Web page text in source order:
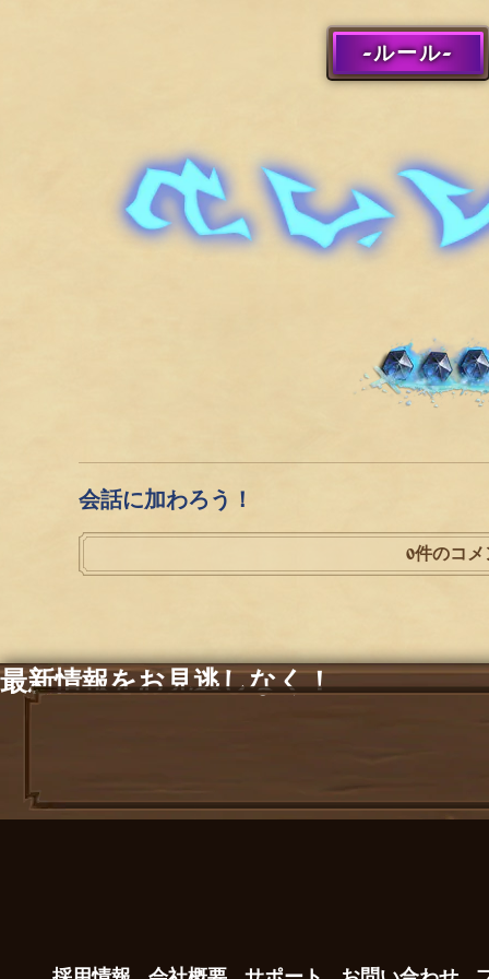
-ルール-
会話に加わろう！
0件のコメ
最新情報をお見逃しなく！